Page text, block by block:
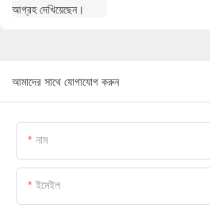
আমাদের সাথে যোগাযোগ করুন
নাম
ইমেইল